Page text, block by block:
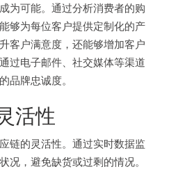
为可能。通过分析消费者的购
够为每位客户提供定制化的产
客户满意度，还能够增加客户
过电子邮件、社交媒体等渠道
品牌忠诚度。
活性
链的灵活性。通过实时数据监
况，避免缺货或过剩的情况。